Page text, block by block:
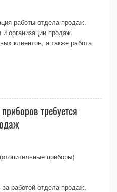
работы отдела продаж.
организации продаж.
клиентов, а также работа
требуется
приборы)
за работой отдела продаж.